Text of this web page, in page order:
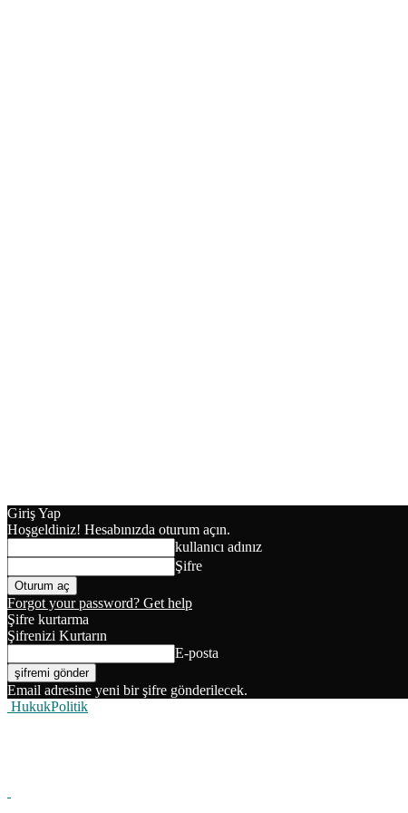
Giriş Yap
Hoşgeldiniz! Hesabınızda oturum açın.
kullanıcı adınız
Şifre
Forgot your password? Get help
Şifre kurtarma
Şifrenizi Kurtarın
E-posta
Email adresine yeni bir şifre gönderilecek.
HukukPolitik